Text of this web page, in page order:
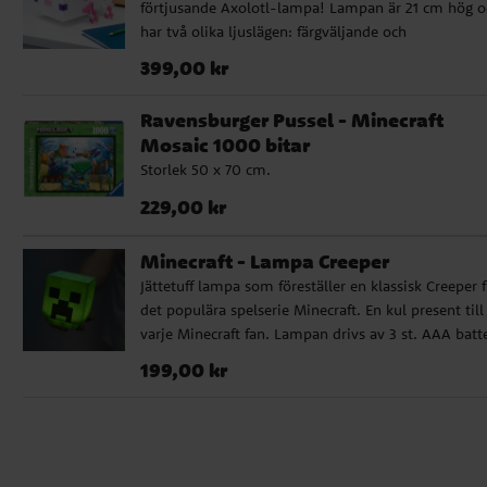
förtjusande Axolotl-lampa! Lampan är 21 cm hög
har två olika ljuslägen: färgväljande och
stämningsfull atmosfär i ditt rum. Lampan drivs av 3
som helst i ditt hem. Denna Axolotl-lampa är inte
bara en belysningskälla, utan också en charmig
inredningsdetalj som kommer att glädja alla
Minecraft-fans.
Pris: 399,00 kr
399,00 kr
Ravensburger Pussel - Minecraft
Mosaic 1000 bitar
Storlek 50 x 70 cm.
Pris: 229,00 kr
229,00 kr
Minecraft - Lampa Creeper
Jättetuff lampa som föreställer en klassisk Creeper
det populära spelserie Minecraft. En kul present till
varje Minecraft fan. Lampan drivs av 3 st. AAA
av sig. Detta är en officiell licensierad produkt.
Pris: 199,00 kr
199,00 kr